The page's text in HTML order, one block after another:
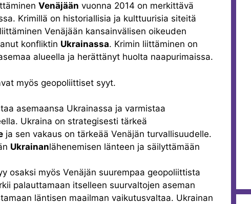
Venäjään vuonna 2014 on merkittävä
Krimillä on historiallisia ja kulttuurisia siteitä
Venäjään kansainvälisen oikeuden
konfliktin Ukrainassa. Krimin liittäminen on
alueella ja herättänyt huolta naapurimaissa.
myös geopoliittiset syyt.
asemaansa Ukrainassa ja varmistaa
Ukraina on strategisesti tärkeä
ja sen vakaus on tärkeää Venäjän turvallisuudelle.
Ukrainanlähenemisen länteen ja säilyttämään
osaksi myös Venäjän suurempaa geopoliittista
palauttamaan itselleen suurvaltojen aseman
läntisen maailman vaikutusvaltaa. Ukrainan